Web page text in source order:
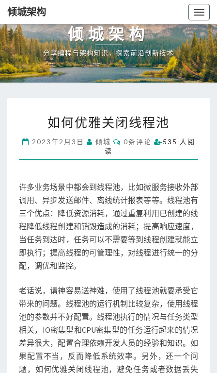
倾城架构
倾城架构
分享编程与架构知识，探索前沿创新技术
何
雅
关
程
池
如何优雅关闭线程池
2023年2月3日 倾城
C
O
M
S
0条评论
535 人阅
读
许多业务场景中都会到线程池，比如微服务接收外部
调用、异步发送邮件、离线统计报表等等。线程池有
三个优点：降低资源消耗，通过重复利用已创建的线
程降低线程创建和销毁造成的消耗；提高响应速度，
当任务到达时，任务可以不需要等到线程创建就能立
即执行；提高线程的可管理性，对线程进行统一的分
配，调优和监控。
老话说，请神容易送神难，使用了线程池就要承受它
带来的问题。线程池的运行机制比较复杂，使用线程
池的参数并不好配置。线程池执行的情况与任务类型
相关，IO密集型和CPU密集型的任务运行起来的情况
差异很大，配置合理依赖开发人员的经验和知识。如
果配置不当，反而降低系统效率。另外，还一个问
题，如何优雅关闭线程池，避免任务或者数据丢失